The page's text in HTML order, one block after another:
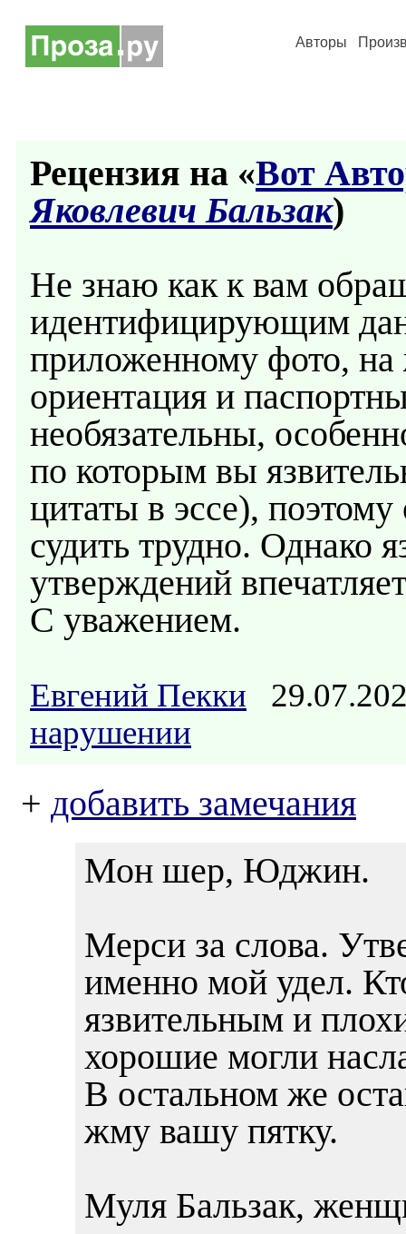
Авторы
Рецензия на «Вот
Яковлевич Бальзак)
Не знаю как к вам
идентифицирующим
приложенному фото,
ориентация и
необязательны,
по которым вы
цитаты в эссе),
судить трудно. Однако
утверждений
С уважением.
Евгений Пекки
нарушении
+ добавить замечания
Мон шер, Юджин.
Мерси за слова.
именно мой удел.
язвительным и
хорошие могли
В остальном же
жму вашу пятку.
Муля Бальзак,